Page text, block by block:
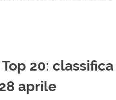
20: classifica
aprile